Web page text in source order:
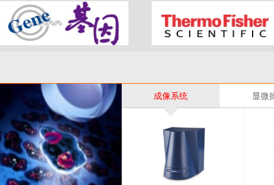
成像系统 显微